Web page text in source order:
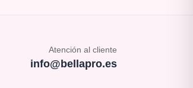
Atención al cliente
info@bellapro.es